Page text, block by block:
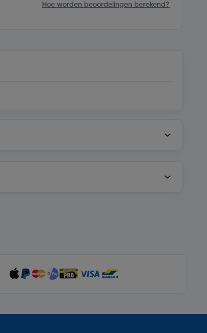
Hoe worden beoordelingen berekend?